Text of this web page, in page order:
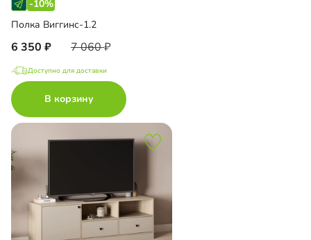
-10%
Полка Виггинс-1.2
6 350 7 060
Доступно для доставки
В корзину